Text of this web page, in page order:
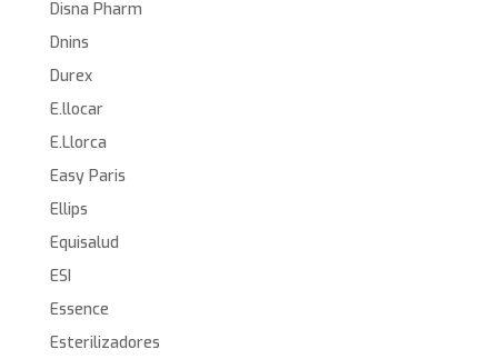
Disna Pharm
Dnins
Durex
E.llocar
E.Llorca
Easy Paris
Ellips
Equisalud
ESI
Essence
Esterilizadores